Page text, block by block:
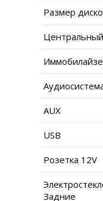
Размер
AUX
USB
Розетка 12V
Задние